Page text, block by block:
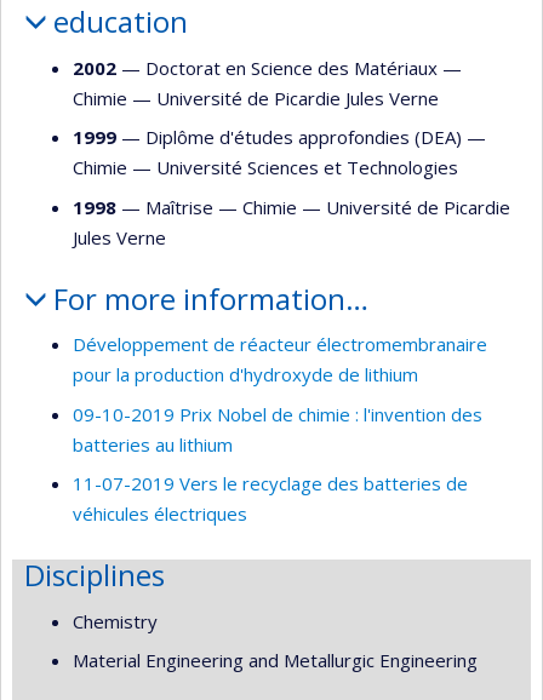
education
2002 — Doctorat en Science des Matériaux —
Chimie — Université de Picardie Jules Verne
1999 — Diplôme d'études approfondies (DEA) —
Chimie — Université Sciences et Technologies
1998 — Maîtrise — Chimie — Université de Picardie
Jules Verne
For more information…
Développement de réacteur électromembranaire
pour la production d'hydroxyde de lithium
09-10-2019 Prix Nobel de chimie : l'invention des
batteries au lithium
11-07-2019 Vers le recyclage des batteries de
véhicules électriques
Disciplines
Chemistry
Material Engineering and Metallurgic Engineering